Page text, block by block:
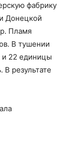
фабрику
Донецкой
Пламя
В тушении
и 22 единицы
В результате